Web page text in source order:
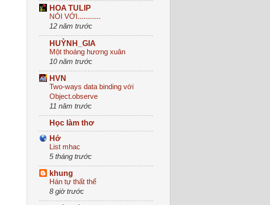
HOA TULIP
NÓI VỚI............
12 năm trước
HUỲNH_GIA
Một thoáng hương xuân
10 năm trước
HVN
Two-ways data binding với
Object.observe
11 năm trước
Học làm thơ
Hớ
List mhac
5 tháng trước
khung
Hán tự thất thể
8 giờ trước